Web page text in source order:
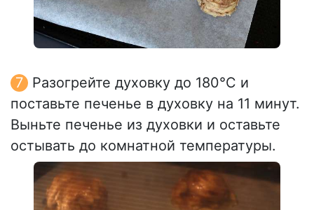
Разогрейте духовку до 180°C и
поставьте печенье в духовку на 11 минут.
Выньте печенье из духовки и оставьте
остывать до комнатной температуры.